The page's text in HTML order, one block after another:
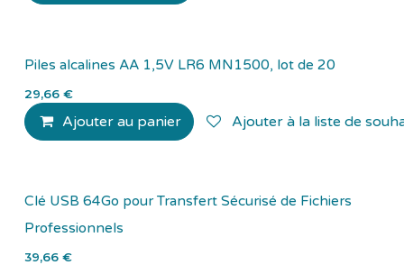
Piles alcalines AA 1,5V LR6 MN1500, lot de 20
29,66 €
Ajouter au panier Ajouter à la liste de
Clé USB 64Go pour Transfert Sécurisé de Fichiers
Professionnels
39,66 €